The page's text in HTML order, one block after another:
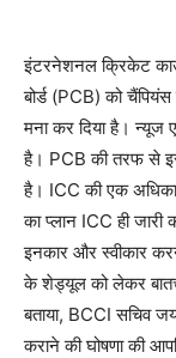
इंटरनेशनल क्रिकेट
बोर्ड (PCB) को
मना कर दिया है। न्यूज
है। PCB की तरफ से
है। ICC की एक
का प्लान ICC ही
इनकार और स्वीकार
के शेड्यूल को लेकर
बताया, BCCI सचिव
कराने की घोषणा की